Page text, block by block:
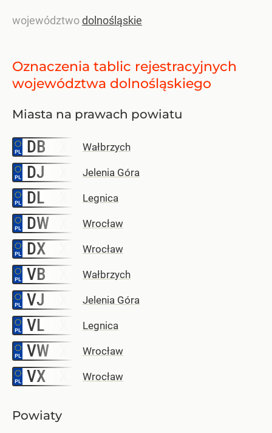
województwodolnośląskie
Oznaczenia tablic rejestracyjnych
województwa dolnośląskiego
Miasta na prawach powiatu
DB Wałbrzych
DJ Jelenia Góra
DL Legnica
DW Wrocław
DX Wrocław
VB Wałbrzych
VJ Jelenia Góra
VL Legnica
VW Wrocław
VX Wrocław
Powiaty